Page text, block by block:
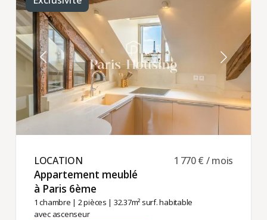
LOCATION ​
Appartement meublé
à Paris 6ème ​
1 chambre | 2 pièces | 32.37m² surf. habitable
avec ascenseur
1 770 € / mois